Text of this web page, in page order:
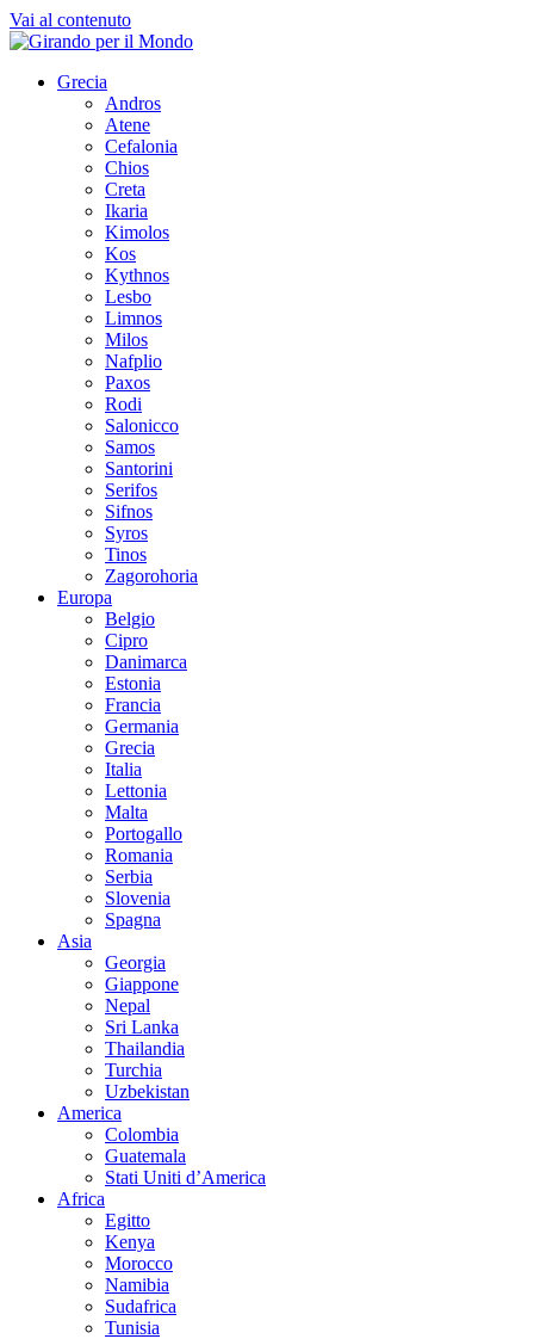
Vai al contenuto
Grecia
Andros
Atene
Cefalonia
Chios
Creta
Ikaria
Kimolos
Kos
Kythnos
Lesbo
Limnos
Milos
Nafplio
Paxos
Rodi
Salonicco
Samos
Santorini
Serifos
Sifnos
Syros
Tinos
Zagorohoria
Europa
Belgio
Cipro
Danimarca
Estonia
Francia
Germania
Grecia
Italia
Lettonia
Malta
Portogallo
Romania
Serbia
Slovenia
Spagna
Asia
Georgia
Giappone
Nepal
Sri Lanka
Thailandia
Turchia
Uzbekistan
America
Colombia
Guatemala
Stati Uniti d’America
Africa
Egitto
Kenya
Morocco
Namibia
Sudafrica
Tunisia